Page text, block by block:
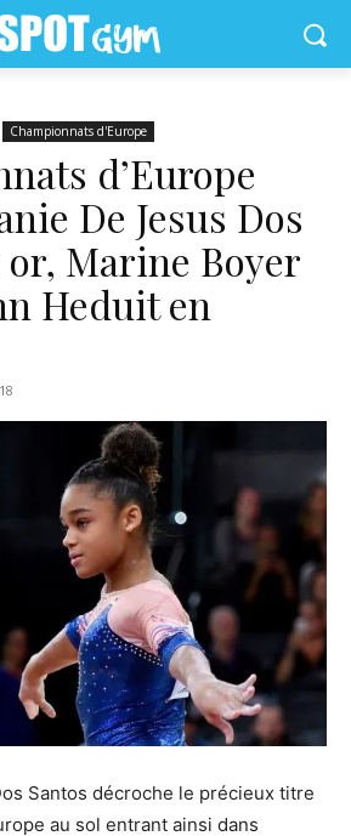
Championnats d'Europe
d’Europe
De Jesus Dos
or, Marine Boyer
Heduit en
Santos décroche le précieux titre
au sol entrant ainsi dans